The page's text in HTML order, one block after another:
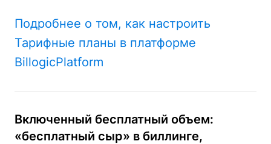
Подробнее о том, как настроить
Тарифные планы в платформе
BillogicPlatform
Включенный бесплатный объем:
«бесплатный сыр» в биллинге,